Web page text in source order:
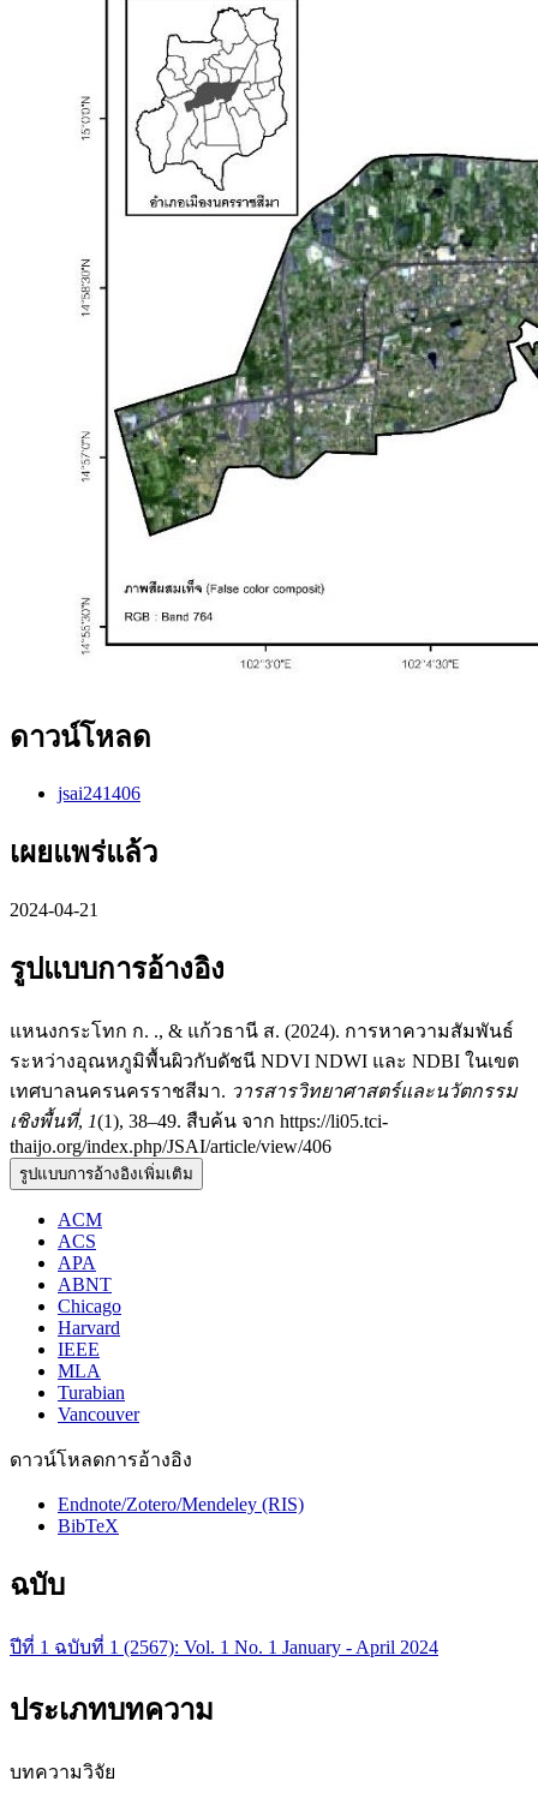
ดาวน์โหลด
jsai241406
เผยแพร่แล้ว
2024-04-21
รูปแบบการอ้างอิง
แหนงกระโทก ก. ., & แก้วธานี ส. (2024). การหาความสัมพันธ์
ระหว่างอุณหภูมิพื้นผิวกับดัชนี NDVI NDWI และ NDBI ในเขต
เทศบาลนครนครราชสีมา. วารสารวิทยาศาสตร์และนวัตกรรม
เชิงพื้นที่, 1(1), 38–49. สืบค้น จาก https://li05.tci-
thaijo.org/index.php/JSAI/article/view/406
รูปแบบการอ้างอิงเพิ่มเติม
ACM
ACS
APA
ABNT
Chicago
Harvard
IEEE
MLA
Turabian
Vancouver
ดาวน์โหลดการอ้างอิง
Endnote/Zotero/Mendeley (RIS)
BibTeX
ฉบับ
ปีที่ 1 ฉบับที่ 1 (2567): Vol. 1 No. 1 January - April 2024
ประเภทบทความ
บทความวิจัย